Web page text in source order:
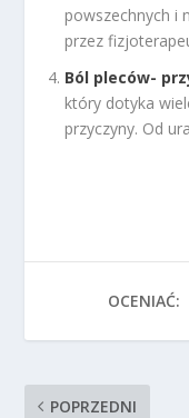
powszechnych i
przez
Ból pleców-
który dotyka
przyczyny. Od
OCENIAĆ:
POPRZEDNI